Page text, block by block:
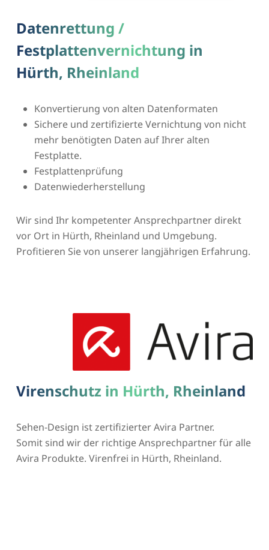
Datenrettung /
Festplattenvernichtung in
Hürth, Rheinland
Konvertierung von alten Datenformaten
Sichere und zertifizierte Vernichtung von nicht
mehr benötigten Daten auf Ihrer alten
Festplatte.
Festplattenprüfung
Datenwiederherstellung
Wir sind Ihr kompetenter Ansprechpartner direkt
vor Ort in Hürth, Rheinland und Umgebung.
Profitieren Sie von unserer langjährigen Erfahrung.
Virenschutz in Hürth, Rheinland
Sehen-Design ist zertifizierter Avira Partner.
Somit sind wir der richtige Ansprechpartner für alle
Avira Produkte. Virenfrei in Hürth, Rheinland.